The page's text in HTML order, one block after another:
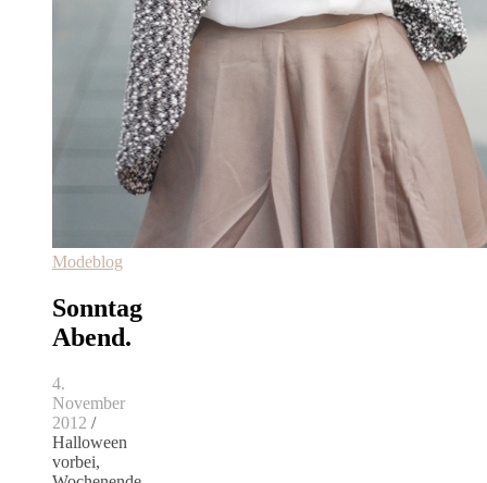
Modeblog
Sonntag
Abend.
4.
November
2012 /
Halloween
vorbei,